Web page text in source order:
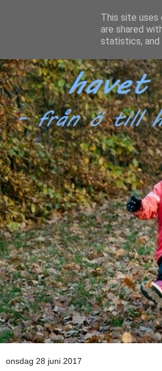
onsdag 28 juni 2017
This site uses
are shared
statistics, and